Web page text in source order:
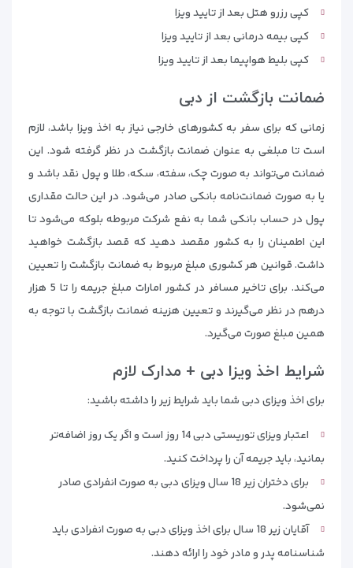
کپی رزرو هتل بعد از تایید ویزا
کپی بیمه درمانی بعد از تایید ویزا
کپی بلیط هواپیما بعد از تایید ویزا
ضمانت بازگشت از دبی
زمانی که برای سفر به کشورهای خارجی نیاز به اخذ ویزا باشد، لازم
است تا مبلغی به عنوان ضمانت بازگشت در نظر گرفته شود. این
ضمانت می‌تواند به صورت چک، سفته، سکه، طلا و پول نقد باشد و
یا به صورت ضمانت‌نامه بانکی صادر می‌شود. در این حالت مقداری
پول در حساب بانکی شما به نفع شرکت مربوطه بلوکه می‌شود تا
این اطمینان را به کشور مقصد دهید که قصد بازگشت خواهید
داشت. قوانین هر کشوری مبلغ مربوط به ضمانت بازگشت را تعیین
می‌کند. برای تاخیر مسافر در کشور امارات مبلغ جریمه را تا 5 هزار
درهم در نظر می‌گیرند و تعیین هزینه ضمانت بازگشت با توجه به
همین مبلغ صورت می‌گیرد.
شرایط اخذ ویزا دبی + مدارک لازم
برای اخذ ویزای دبی شما باید شرایط زیر را داشته باشید:
اعتبار ویزای توریستی دبی 14 روز است و اگر یک روز اضافه‌تر
بمانید، باید جریمه آن را پرداخت کنید.
برای دختران زیر 18 سال ویزای دبی به صورت انفرادی صادر
نمی‌شود.
آقایان زیر 18 سال برای اخذ ویزای دبی به صورت انفرادی باید
شناسنامه پدر و مادر خود را ارائه دهند.